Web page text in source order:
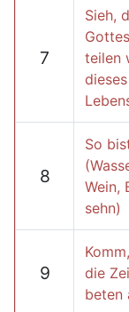
7
Sieh,
teilen
dieses
8
So
Wein,
sehn)
9
die
beten